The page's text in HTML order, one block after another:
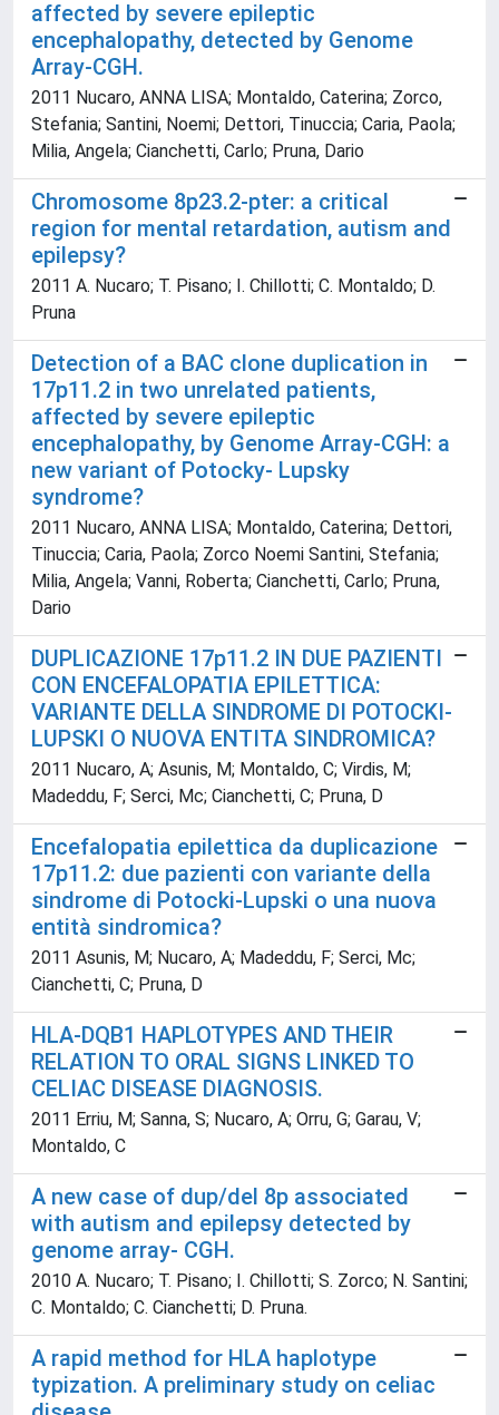
affected by severe epileptic
encephalopathy, detected by Genome
Array-CGH.
2011 Nucaro, ANNA LISA; Montaldo, Caterina; Zorco,
Stefania; Santini, Noemi; Dettori, Tinuccia; Caria, Paola;
Milia, Angela; Cianchetti, Carlo; Pruna, Dario
Chromosome 8p23.2-pter: a critical
region for mental retardation, autism and
epilepsy?
2011 A. Nucaro; T. Pisano; I. Chillotti; C. Montaldo; D.
Pruna
Detection of a BAC clone duplication in
17p11.2 in two unrelated patients,
affected by severe epileptic
encephalopathy, by Genome Array-CGH: a
new variant of Potocky- Lupsky
syndrome?
2011 Nucaro, ANNA LISA; Montaldo, Caterina; Dettori,
Tinuccia; Caria, Paola; Zorco Noemi Santini, Stefania;
Milia, Angela; Vanni, Roberta; Cianchetti, Carlo; Pruna,
Dario
DUPLICAZIONE 17p11.2 IN DUE PAZIENTI
CON ENCEFALOPATIA EPILETTICA:
VARIANTE DELLA SINDROME DI POTOCKI-
LUPSKI O NUOVA ENTITA SINDROMICA?
2011 Nucaro, A; Asunis, M; Montaldo, C; Virdis, M;
Madeddu, F; Serci, Mc; Cianchetti, C; Pruna, D
Encefalopatia epilettica da duplicazione
17p11.2: due pazienti con variante della
sindrome di Potocki-Lupski o una nuova
entità sindromica?
2011 Asunis, M; Nucaro, A; Madeddu, F; Serci, Mc;
Cianchetti, C; Pruna, D
HLA-DQB1 HAPLOTYPES AND THEIR
RELATION TO ORAL SIGNS LINKED TO
CELIAC DISEASE DIAGNOSIS.
2011 Erriu, M; Sanna, S; Nucaro, A; Orru, G; Garau, V;
Montaldo, C
A new case of dup/del 8p associated
with autism and epilepsy detected by
genome array- CGH.
2010 A. Nucaro; T. Pisano; I. Chillotti; S. Zorco; N. Santini;
C. Montaldo; C. Cianchetti; D. Pruna.
A rapid method for HLA haplotype
typization. A preliminary study on celiac